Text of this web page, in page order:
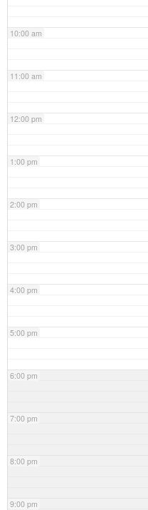
10:00 am
11:00 am
12:00 pm
1:00 pm
2:00 pm
3:00 pm
4:00 pm
5:00 pm
6:00 pm
7:00 pm
8:00 pm
9:00 pm